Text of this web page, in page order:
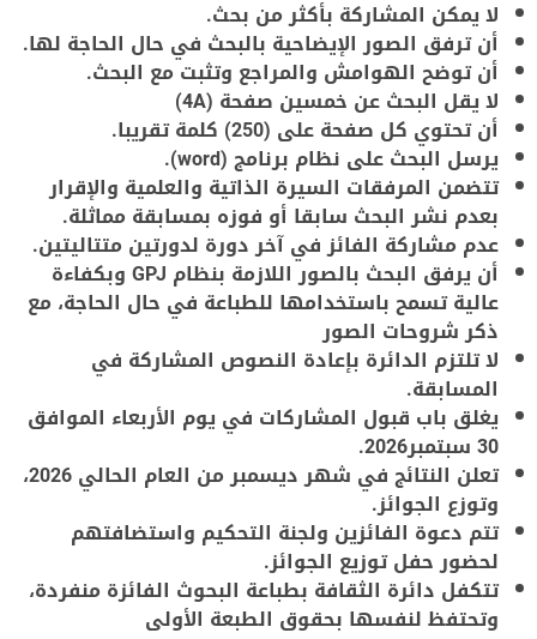
لا يمكن المشاركة بأكثر من بحث.
أن ترفق الصور الإيضاحية بالبحث في حال الحاجة لها.
أن توضح الهوامش والمراجع وتثبت مع البحث.
لا يقل البحث عن خمسين صفحة (4A)
أن تحتوي كل صفحة على (250) كلمة تقريبا.
يرسل البحث على نظام برنامج (word).
تتضمن المرفقات السيرة الذاتية والعلمية والإقرار
بعدم نشر البحث سابقا أو فوزه بمسابقة مماثلة.
عدم مشاركة الفائز في آخر دورة لدورتين متتاليتين.
أن يرفق البحث بالصور اللازمة بنظام GPJ وبكفاءة
عالية تسمح باستخدامها للطباعة في حال الحاجة، مع
ذكر شروحات الصور
لا تلتزم الدائرة بإعادة النصوص المشاركة في
المسابقة.
يغلق باب قبول المشاركات في يوم الأربعاء الموافق
30 سبتمبر2026.
تعلن النتائج في شهر ديسمبر من العام الحالي 2026،
وتوزع الجوائز.
تتم دعوة الفائزين ولجنة التحكيم واستضافتهم
لحضور حفل توزيع الجوائز.
تتكفل دائرة الثقافة بطباعة البحوث الفائزة منفردة،
وتحتفظ لنفسها بحقوق الطبعة الأولى